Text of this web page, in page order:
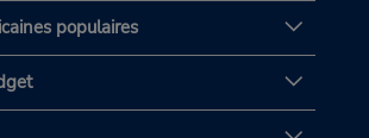
populaires